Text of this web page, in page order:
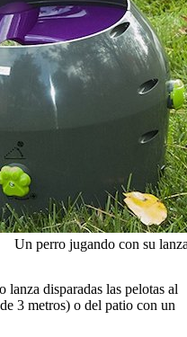
Un perro jugando con su
disparadas las pelotas al
3 metros) o del patio con un